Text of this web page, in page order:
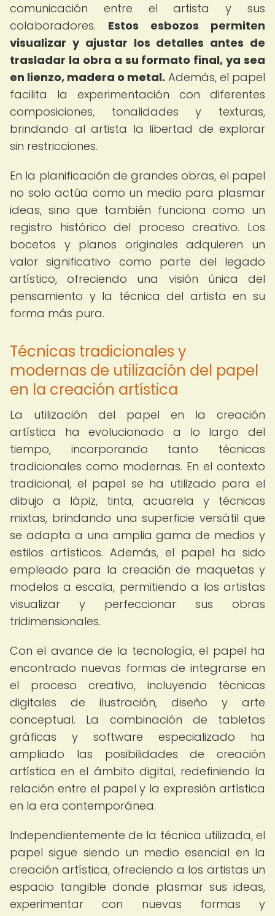
comunicación entre el artista y sus
colaboradores. Estos esbozos permiten
visualizar y ajustar los detalles antes de
trasladar la obra a su formato final, ya sea
en lienzo, madera o metal. Además, el papel
facilita la experimentación con diferentes
composiciones, tonalidades y texturas,
brindando al artista la libertad de explorar
sin restricciones.
En la planificación de grandes obras, el papel
no solo actúa como un medio para plasmar
ideas, sino que también funciona como un
registro histórico del proceso creativo. Los
bocetos y planos originales adquieren un
valor significativo como parte del legado
artístico, ofreciendo una visión única del
pensamiento y la técnica del artista en su
forma más pura.
Técnicas tradicionales y
modernas de utilización del papel
en la creación artística
La utilización del papel en la creación
artística ha evolucionado a lo largo del
tiempo, incorporando tanto técnicas
tradicionales como modernas. En el contexto
tradicional, el papel se ha utilizado para el
dibujo a lápiz, tinta, acuarela y técnicas
mixtas, brindando una superficie versátil que
se adapta a una amplia gama de medios y
estilos artísticos. Además, el papel ha sido
empleado para la creación de maquetas y
modelos a escala, permitiendo a los artistas
visualizar y perfeccionar sus obras
tridimensionales.
Con el avance de la tecnología, el papel ha
encontrado nuevas formas de integrarse en
el proceso creativo, incluyendo técnicas
digitales de ilustración, diseño y arte
conceptual. La combinación de tabletas
gráficas y software especializado ha
ampliado las posibilidades de creación
artística en el ámbito digital, redefiniendo la
relación entre el papel y la expresión artística
en la era contemporánea.
Independientemente de la técnica utilizada, el
papel sigue siendo un medio esencial en la
creación artística, ofreciendo a los artistas un
espacio tangible donde plasmar sus ideas,
experimentar con nuevas formas y